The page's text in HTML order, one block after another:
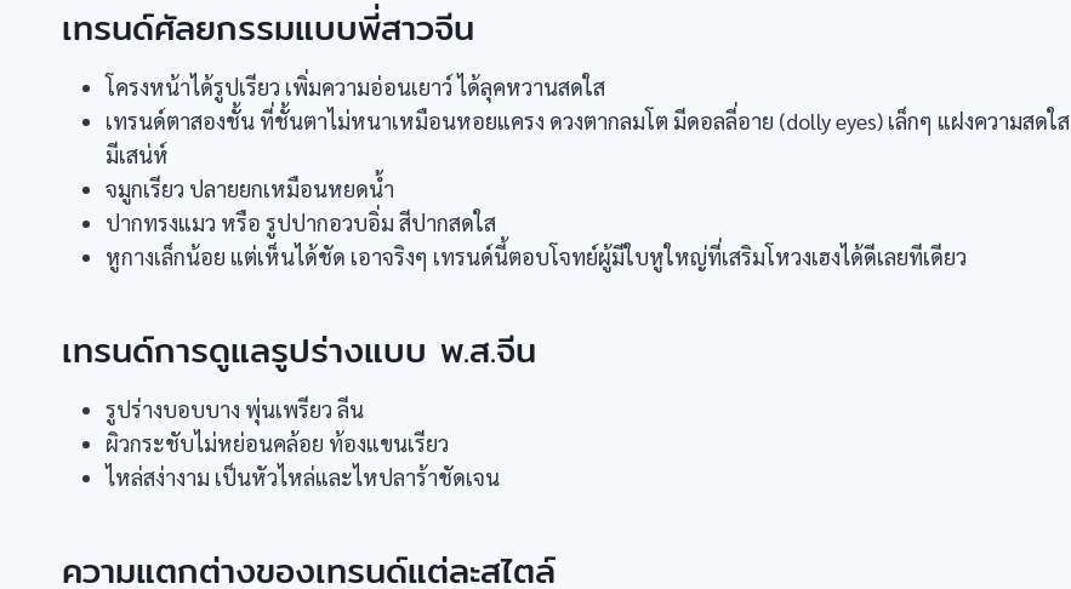
เทรนด์ศัลยกรรมแบบพี่สาวจีน
โครงหน้าได้รูปเรียว เพิ่มความอ่อนเยาว์ ได้ลุคหวานสดใส
เทรนด์ตาสองชั้น ที่ชั้นตาไม่หนาเหมือนหอยแครง ดวงตากลมโต มีดอลลี่อาย (dolly eyes) เล็กๆ แฝงความสดใส
มีเสน่ห์
จมูกเรียว ปลายยกเหมือนหยดน้ำ
ปากทรงแมว หรือ รูปปากอวบอิ่ม สีปากสดใส
หูกางเล็กน้อย แต่เห็นได้ชัด เอาจริงๆ เทรนด์นี้ตอบโจทย์ผู้มีใบหูใหญ่ที่เสริมโหวงเฮงได้ดีเลยทีเดียว
เทรนด์การดูแลรูปร่างแบบ พ.ส.จีน
รูปร่างบอบบาง พุ่นเพรียว ลีน
ผิวกระชับไม่หย่อนคล้อย ท้องแขนเรียว
ไหล่สง่างาม เป็นหัวไหล่และไหปลาร้าชัดเจน
ความแตกต่างของเทรนด์แต่ละสไตล์